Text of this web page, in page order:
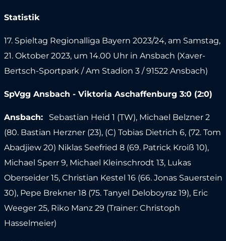
Statistik
17. Spieltag Regionalliga Bayern 2023/24, am Samstag,
21. Oktober 2023, um 14.00 Uhr in Ansbach (Xaver-
Bertsch-Sportpark / Am Stadion 3 / 91522 Ansbach)
SpVgg Ansbach - Viktoria Aschaffenburg 3:0 (2:0)
Ansbach:Sebastian Heid 1 (TW), Michael Belzner 2
(80. Bastian Herzner (23), (C) Tobias Dietrich 6, (72. Tom
Abadjiew 20) Niklas Seefried 8 (69. Patrick Kroiß 10),
Michael Sperr 9, Michael Kleinschrodt 13, Lukas
Oberseider 15, Christian Kestel 16 (66. Jonas Sauerstein
30), Pepe Brekner 18 (75. Tanyel Deloboyraz 19), Eric
Weeger 25, Riko Manz 29 (Trainer: Christoph
Hasselmeier)